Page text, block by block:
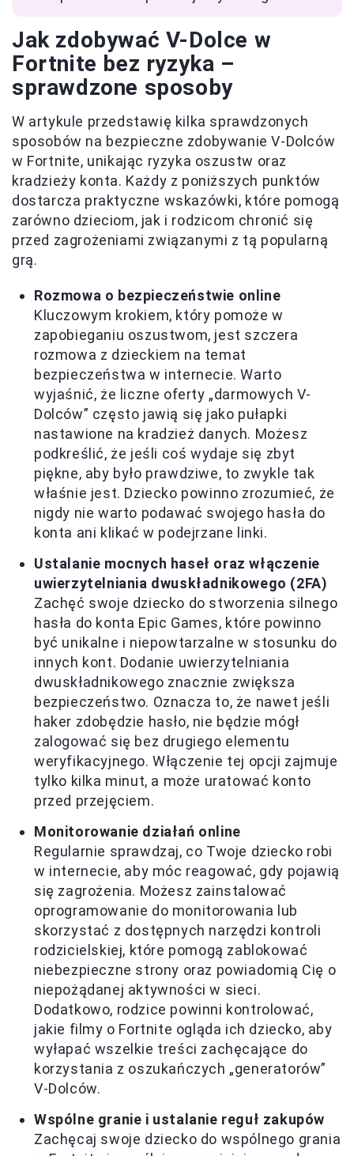
Jak zdobywać V-Dolce w
Fortnite bez ryzyka –
sprawdzone sposoby
W artykule przedstawię kilka sprawdzonych
sposobów na bezpieczne zdobywanie V-Dolców
w Fortnite, unikając ryzyka oszustw oraz
kradzieży konta. Każdy z poniższych punktów
dostarcza praktyczne wskazówki, które pomogą
zarówno dzieciom, jak i rodzicom chronić się
przed zagrożeniami związanymi z tą popularną
grą.
Rozmowa o bezpieczeństwie online
Kluczowym krokiem, który pomoże w
zapobieganiu oszustwom, jest szczera
rozmowa z dzieckiem na temat
bezpieczeństwa w internecie. Warto
wyjaśnić, że liczne oferty „darmowych V-
Dolców” często jawią się jako pułapki
nastawione na kradzież danych. Możesz
podkreślić, że jeśli coś wydaje się zbyt
piękne, aby było prawdziwe, to zwykle tak
właśnie jest. Dziecko powinno zrozumieć, że
nigdy nie warto podawać swojego hasła do
konta ani klikać w podejrzane linki.
Ustalanie mocnych haseł oraz włączenie
uwierzytelniania dwuskładnikowego (2FA)
Zachęć swoje dziecko do stworzenia silnego
hasła do konta Epic Games, które powinno
być unikalne i niepowtarzalne w stosunku do
innych kont. Dodanie uwierzytelniania
dwuskładnikowego znacznie zwiększa
bezpieczeństwo. Oznacza to, że nawet jeśli
haker zdobędzie hasło, nie będzie mógł
zalogować się bez drugiego elementu
weryfikacyjnego. Włączenie tej opcji zajmuje
tylko kilka minut, a może uratować konto
przed przejęciem.
Monitorowanie działań online
Regularnie sprawdzaj, co Twoje dziecko robi
w internecie, aby móc reagować, gdy pojawią
się zagrożenia. Możesz zainstalować
oprogramowanie do monitorowania lub
skorzystać z dostępnych narzędzi kontroli
rodzicielskiej, które pomogą zablokować
niebezpieczne strony oraz powiadomią Cię o
niepożądanej aktywności w sieci.
Dodatkowo, rodzice powinni kontrolować,
jakie filmy o Fortnite ogląda ich dziecko, aby
wyłapać wszelkie treści zachęcające do
korzystania z oszukańczych „generatorów”
V-Dolców.
Wspólne granie i ustalanie reguł zakupów
Zachęcaj swoje dziecko do wspólnego grania